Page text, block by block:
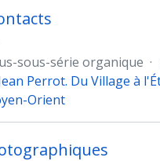
sous-série organique ·
Perrot. Du Village à
Orient